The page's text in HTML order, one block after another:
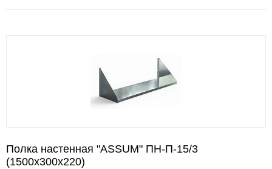
Полка настенная "ASSUM" ПН-П-15/3
(1500х300х220)